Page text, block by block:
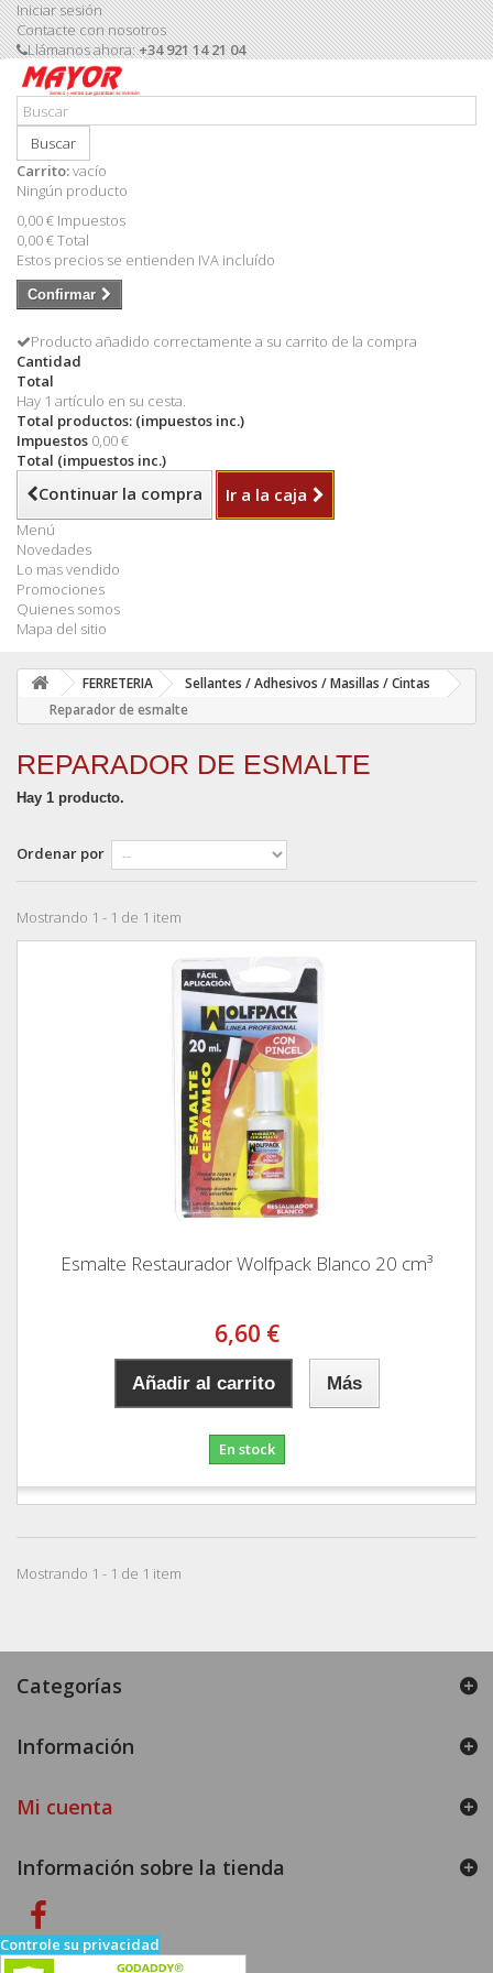
Iniciar sesión
Contacte con nosotros
Llámanos ahora:+34 921 14 21 04
Buscar
Carrito:vacío
Ningún producto
0,00 € Impuestos
0,00 €Total
Estos precios se entienden IVA incluído
Confirmar
Producto añadido correctamente a su carrito de la compra
Cantidad
Total
Hay 1 artículo en su cesta.
Total productos: (impuestos inc.)
Impuestos 0,00 €
Total (impuestos inc.)
Continuar la compra Ir a la caja
Menú
Novedades
Lo mas vendido
Promociones
Quienes somos
Mapa del sitio
FERRETERIA
Sellantes / Adhesivos / Masillas / Cintas
Reparador de esmalte
REPARADOR DE ESMALTE
Hay 1 producto.
Ordenar por
Mostrando 1 - 1 de 1 item
Esmalte Restaurador Wolfpack Blanco 20 cm³
6,60 €
Añadir al carrito Más
En stock
Mostrando 1 - 1 de 1 item
Categorías
Información
Mi cuenta
Información sobre la tienda
Controle su privacidad